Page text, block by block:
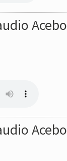
Acebo
Acebo